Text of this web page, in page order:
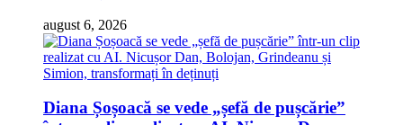
august 6, 2026
Diana Șoșoacă se vede „șefă de pușcărie”